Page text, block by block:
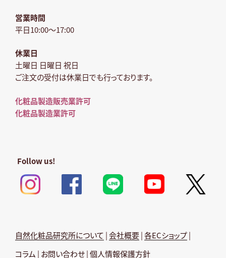
営業時間
平日10:00～17:00
休業日
土曜日 日曜日 祝日
ご注文の受付は休業日でも行っております。
化粧品製造販売業許可
化粧品製造業許可
Follow us!
自然化粧品研究所について |会社概要|各ECショップ|
コラム | お問い合わせ|個人情報保護方針